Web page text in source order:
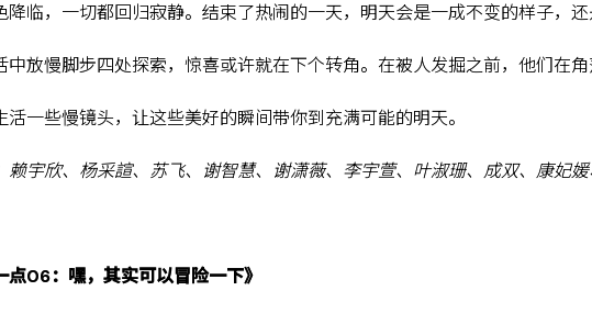
降临，一切都回归寂静。结束了热闹的一天，明天会是一成不变的样子，
中放慢脚步四处探索，惊喜或许就在下个转角。在被人发掘之前，他们在
活一些慢镜头，让这些美好的瞬间带你到充满可能的明天。
赖宇欣、杨采諠、苏飞、谢智慧、谢潇薇、李宇萱、叶淑珊、成双、康妃
点06：嘿，其实可以冒险一下》